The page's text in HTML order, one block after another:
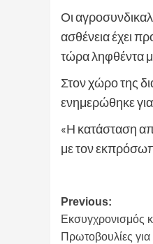
Οι
ασθένεια έχει
τώρα ληφθέντα
Στον χώρο της
ενημερώθηκε
«Η κατάσταση
με τον
Post
Previous:
Εκσυγχρονισμός
Πρωτοβουλίες